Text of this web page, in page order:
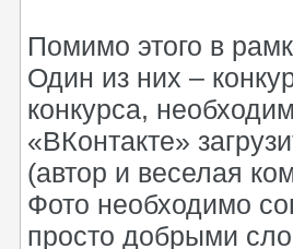
Помимо этого в
Один из них –
конкурса,
«ВКонтакте»
(автор и веселая
Фото необходимо
просто добрыми